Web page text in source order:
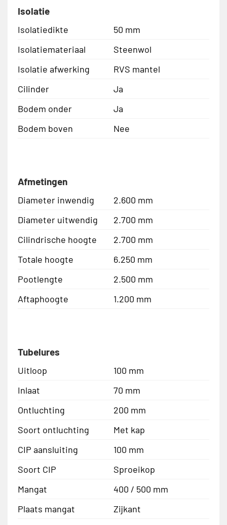
Isolatie
Isolatiedikte
50 mm
Isolatiemateriaal
Steenwol
Isolatie afwerking
RVS mantel
Cilinder
Ja
Bodem onder
Ja
Bodem boven
Nee
Afmetingen
Diameter inwendig
2.600 mm
Diameter uitwendig
2.700 mm
Cilindrische hoogte
2.700 mm
Totale hoogte
6.250 mm
Pootlengte
2.500 mm
Aftaphoogte
1.200 mm
Tubelures
Uitloop
100 mm
Inlaat
70 mm
Ontluchting
200 mm
Soort ontluchting
Met kap
CIP aansluiting
100 mm
Soort CIP
Sproeikop
Mangat
400 / 500 mm
Plaats mangat
Zijkant